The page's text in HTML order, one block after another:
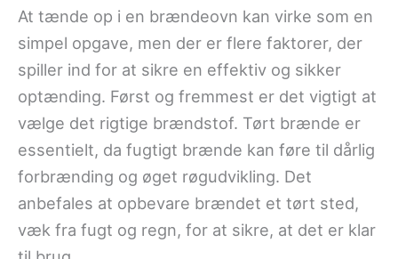
At tænde op i en brændeovn kan virke som en
simpel opgave, men der er flere faktorer, der
spiller ind for at sikre en effektiv og sikker
optænding. Først og fremmest er det vigtigt at
vælge det rigtige brændstof. Tørt brænde er
essentielt, da fugtigt brænde kan føre til dårlig
forbrænding og øget røgudvikling. Det
anbefales at opbevare brændet et tørt sted,
væk fra fugt og regn, for at sikre, at det er klar